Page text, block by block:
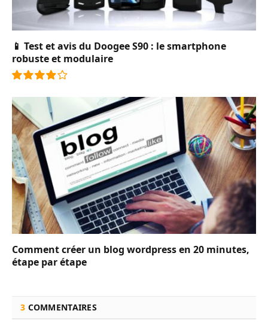
📱 Test et avis du Doogee S90 : le smartphone
robuste et modulaire
8.0
Comment créer un blog wordpress en 20 minutes,
étape par étape
3 COMMENTAIRES